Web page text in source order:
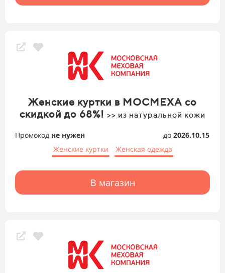
Женские куртки в МОСМЕХА со
скидкой до 68%! >> из натуральной кожи
Промокод не нужен до 2026.10.15
Женские куртки
Женская одежда
В магазин